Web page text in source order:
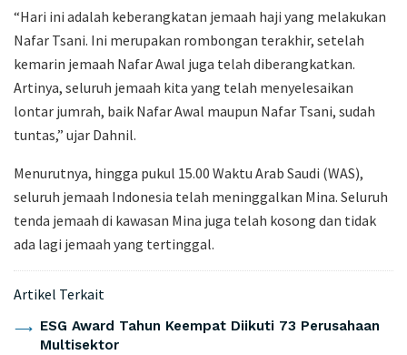
“Hari ini adalah keberangkatan jemaah haji yang melakukan
Nafar Tsani. Ini merupakan rombongan terakhir, setelah
kemarin jemaah Nafar Awal juga telah diberangkatkan.
Artinya, seluruh jemaah kita yang telah menyelesaikan
lontar jumrah, baik Nafar Awal maupun Nafar Tsani, sudah
tuntas,” ujar Dahnil.
Menurutnya, hingga pukul 15.00 Waktu Arab Saudi (WAS),
seluruh jemaah Indonesia telah meninggalkan Mina. Seluruh
tenda jemaah di kawasan Mina juga telah kosong dan tidak
ada lagi jemaah yang tertinggal.
Artikel Terkait
ESG Award Tahun Keempat Diikuti 73 Perusahaan
Multisektor